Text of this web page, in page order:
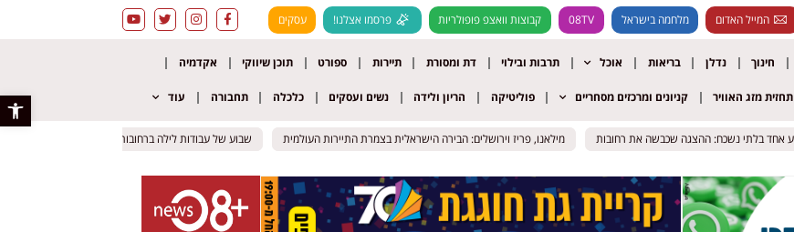
פתח
המייל האדום מלחמה בישראל 08TV קבוצות וואצפ פופולריות פרסמו אצלנו! עסקים
חינוך נדלן בריאות אוכל תרבות ובילוי דת ומסורת תיירות ספורט תוכן שיווקי אקדמיה
תחזית מזג האוויר קניונים ומרכזים מסחריים פוליטיקה הריון ולידה נשים ועסקים כלכלה תחבורה עוד
מילאנו, פריז וירושלים: הבירה הישראלית בצמרת התיירות העולמית
מילאנו, פריז וירושלים: הבירה הישראלית בצמרת התיירות העולמית שבוע של עבודות לילה ברחובות: רחובות מרכזיים ייחסמו
שבוע של עבודות לילה ברחובות: רחובות מרכזיים ייחסמו